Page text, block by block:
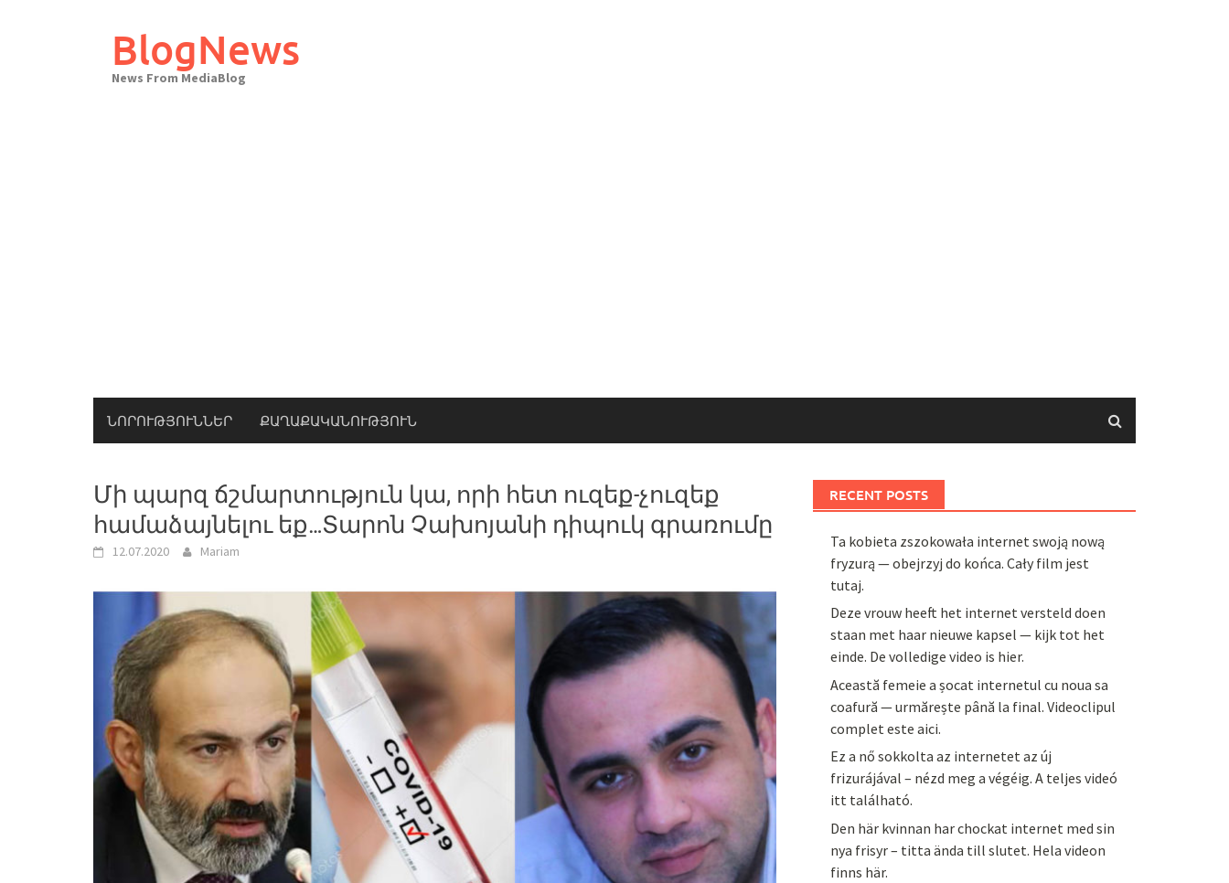
BlogNews
News From MediaBlog
ՆՈՐՈՒԹՅՈՒՆՆԵՐ ՔԱՂԱՔԱԿԱՆՈՒԹՅՈՒՆ
Մի պարզ ճշմարտություն կա, որի հետ ուզեք-չուզեք
համաձայնելու եք…Տարոն Չախոյանի դիպուկ գրառումը
12.07.2020 Mariam
RECENT POSTS
Ta kobieta zszokowała internet swoją nową
fryzurą — obejrzyj do końca. Cały film jest
tutaj.
Deze vrouw heeft het internet versteld doen
staan met haar nieuwe kapsel — kijk tot het
einde. De volledige video is hier.
Această femeie a șocat internetul cu noua sa
coafură — urmărește până la final. Videoclipul
complet este aici.
Ez a nő sokkolta az internetet az új
frizurájával – nézd meg a végéig. A teljes videó
itt található.
Den här kvinnan har chockat internet med sin
nya frisyr – titta ända till slutet. Hela videon
finns här.